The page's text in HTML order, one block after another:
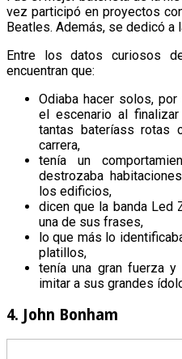
vez participó en proyectos
Beatles. Además, se dedicó a
Entre los datos curiosos
encuentran que:
Odiaba hacer solos,
el escenario al
tantas bateríass
carrera,
tenía un
destrozaba
los edificios,
dicen que la banda Led
una de sus frases,
lo que más lo
platillos,
tenía una gran fuerza
imitar a sus grandes
4. John Bonham